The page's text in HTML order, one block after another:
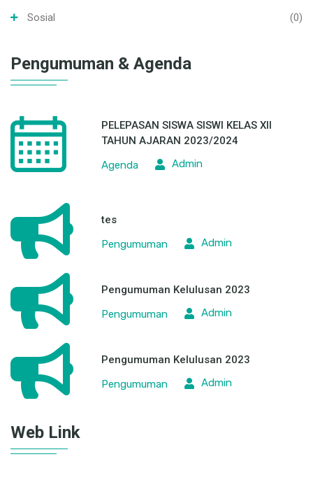
Sosial
(0)
Pengumuman & Agenda
PELEPASAN SISWA SISWI KELAS XII
TAHUN AJARAN 2023/2024
Agenda
Admin
tes
Pengumuman
Admin
Pengumuman Kelulusan 2023
Pengumuman
Admin
Pengumuman Kelulusan 2023
Pengumuman
Admin
Web Link